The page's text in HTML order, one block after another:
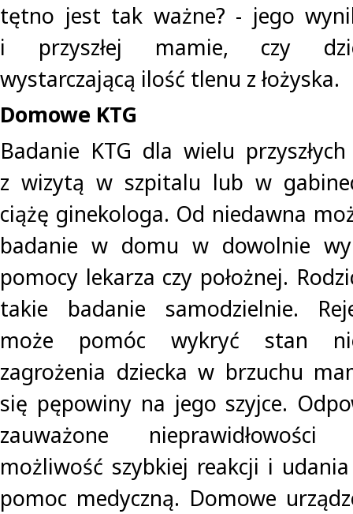
tętno jest tak ważne? - jego
i przyszłej mamie, czy
wystarczającą ilość tlenu z łożyska.
Domowe KTG
Badanie KTG dla wielu
z wizytą w szpitalu lub w
ciążę ginekologa. Od niedawna
badanie w domu w dowolnie
pomocy lekarza czy położnej.
takie badanie samodzielnie.
może pomóc wykryć stan
zagrożenia dziecka w brzuchu
się pępowiny na jego szyjce.
zauważone
możliwość szybkiej reakcji i
pomoc medyczną. Domowe